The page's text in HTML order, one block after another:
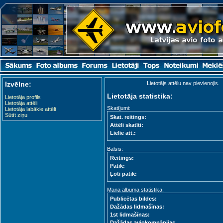
Izvēlne:
Lietotāja profils
Lietotāja attēli
Lietotāja labākie attēli
Sūtīt ziņu
Lietotājs attēlu nav pievienojis.
Lietotāja statistika:
Skatījumi:
Skat. reitings:
Attēli skatīti:
Lielie att.:
Balsis:
Reitings:
Patīk:
Ļoti patīk:
Mana albuma statistika:
Publicētas bildes:
Dažādas lidmašīnas:
1st lidmašīnas: